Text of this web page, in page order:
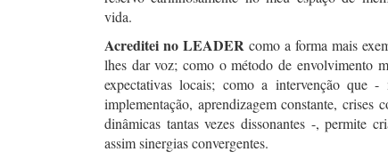
vida.
Acreditei no LEADER como a forma mais
lhes dar voz; como o método de envolvimento
expectativas locais; como a intervenção que
implementação, aprendizagem constante, crises
dinâmicas tantas vezes dissonantes -, permite
assim sinergias convergentes.